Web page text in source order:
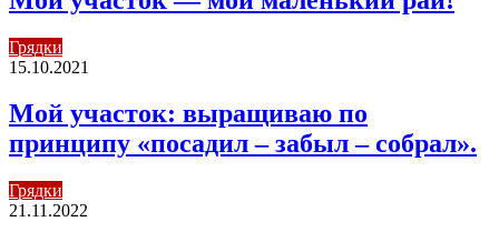
Грядки
15.10.2021
Мой участок: выращиваю по
принципу «посадил – забыл – собрал».
Грядки
21.11.2022